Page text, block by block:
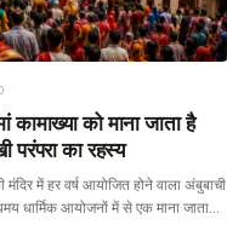
को माना जाता है
परंपरा का रहस्य
में हर वर्ष आयोजित होने वाला अंबुबाची
धार्मिक आयोजनों में से एक माना जाता…